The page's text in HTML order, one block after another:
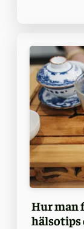
Hur man
hälsotips